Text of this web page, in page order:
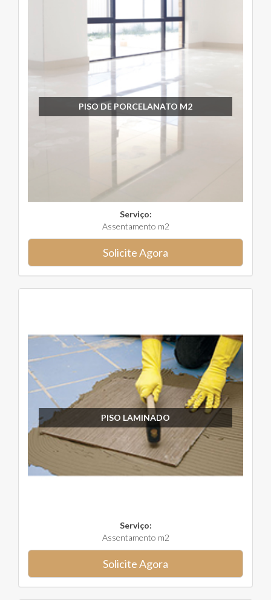
PISO DE PORCELANATO M2
Serviço:
Assentamento m2
Solicite Agora
PISO LAMINADO
Serviço:
Assentamento m2
Solicite Agora